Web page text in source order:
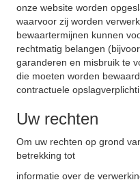
onze website worden
waarvoor zij worden
bewaartermijnen kunnen
rechtmatig belangen
garanderen en misbruik te
die moeten worden
contractuele
Uw rechten
Om uw rechten op grond
betrekking tot
informatie over de